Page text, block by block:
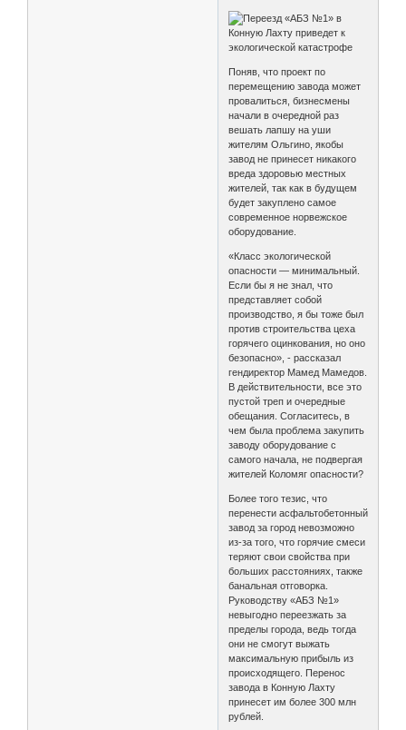
Поняв, что проект по
перемещению завода может
провалиться, бизнесмены
начали в очередной раз
вешать лапшу на уши
жителям Ольгино, якобы
завод не принесет никакого
вреда здоровью местных
жителей, так как в будущем
будет закуплено самое
современное норвежское
оборудование.
«Класс экологической
опасности — минимальный.
Если бы я не знал, что
представляет собой
производство, я бы тоже был
против строительства цеха
горячего оцинкования, но оно
безопасно», - рассказал
гендиректор Мамед Мамедов.
В действительности, все это
пустой треп и очередные
обещания. Согласитесь, в
чем была проблема закупить
заводу оборудование с
самого начала, не подвергая
жителей Коломяг опасности?
Более того тезис, что
перенести асфальтобетонный
завод за город невозможно
из-за того, что горячие смеси
теряют свои свойства при
больших расстояниях, также
банальная отговорка.
Руководству «АБЗ №1»
невыгодно переезжать за
пределы города, ведь тогда
они не смогут выжать
максимальную прибыль из
происходящего. Перенос
завода в Конную Лахту
принесет им более 300 млн
рублей.